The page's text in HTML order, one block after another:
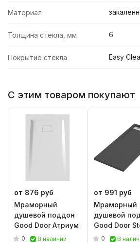
Материал
Толщина стекла, мм 6
Покрытие стекла Easy
С этим товаром покупают
от 876 руб
Мраморный
душевой поддон
Good Door Атриум
0 В наличии
от 991 руб
Мраморный
душевой
Good Door
черный
0 В